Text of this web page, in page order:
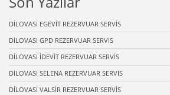
DİLOVASI EGEVİT REZERVUAR SERVİS
DİLOVASI GPD REZERVUAR SERVİS
DİLOVASI İDEVİT REZERVUAR SERVİS
DİLOVASI SELENA REZERVUAR SERVİS
DİLOVASI VALSİR REZERVUAR SERVİS